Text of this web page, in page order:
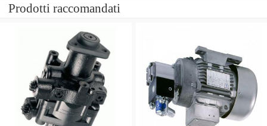
Prodotti raccomandati